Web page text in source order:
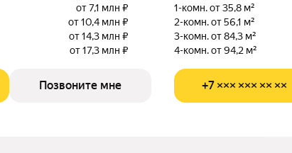
от 7,1 млн ₽
от 10,4 млн ₽
от 14,3 млн ₽
от 17,3 млн ₽
Позвоните мне
1-комн. от 35,8 м²
2-комн. от 56,1 м²
3-комн. от 84,3 м²
4-комн. от 94,2 м²
+7 ××× ××× ×× ××